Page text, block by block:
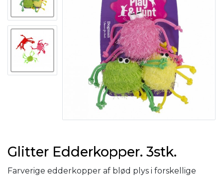
Glitter Edderkopper. 3stk.
Farverige edderkopper af blød plys i forskellige